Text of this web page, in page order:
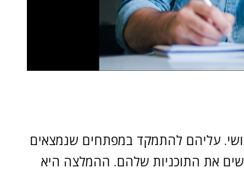
עליהם להתמקד במפתחים שנמצאים
את התוכניות שלהם. ההמלצה היא